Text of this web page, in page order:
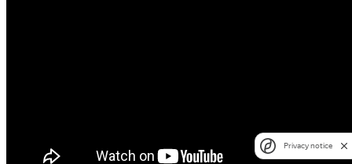
Privacy notice